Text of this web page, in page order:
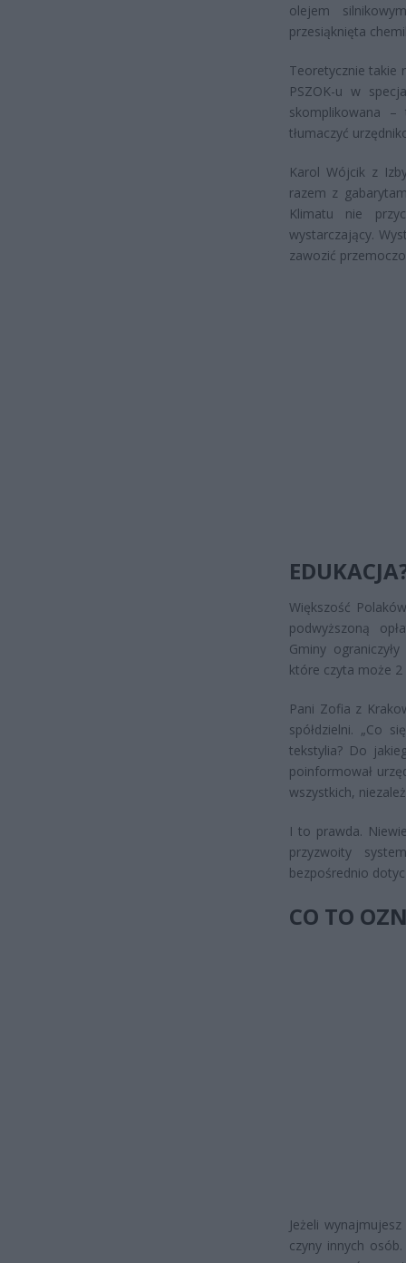
olejem
przesiąknięta
Teoretycznie takie
PSZOK-u w
skomplikowana
tłumaczyć
Karol Wójcik z
razem z
Klimatu nie
wystarczający.
zawozić
Większość
podwyższoną
Gminy
które czyta może
Pani Zofia z
spółdzielni. „Co
tekstylia? Do
poinformował
wszystkich,
I to prawda.
przyzwoity
bezpośrednio
CO TO
Jeżeli
czyny innych